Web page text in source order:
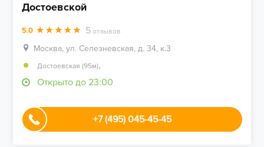
Достоевской
5.0 5 отзывов
Москва, ул. Селезневская, д. 34, к.3
Достоевская (95м),
Открыто до 23:00
+7 (495) 045-45-45